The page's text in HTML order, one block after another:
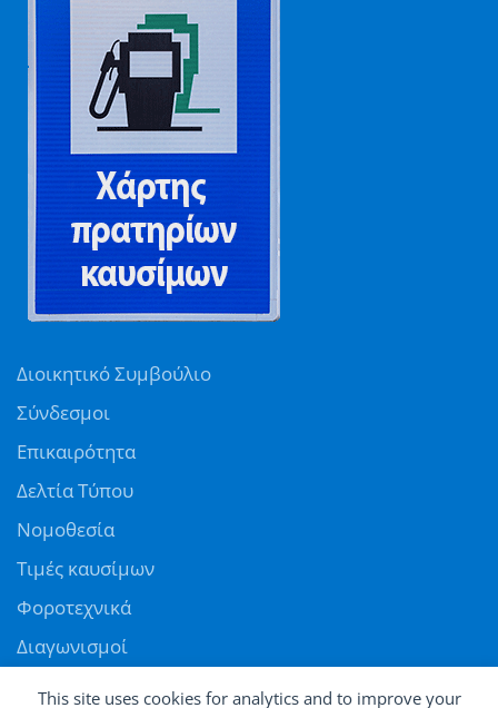
This site uses cookies for analytics and to improve your
Διοικητικό Συμβούλιο
Σύνδεσμοι
Επικαιρότητα
Δελτία Τύπου
Νομοθεσία
Τιμές καυσίμων
Φοροτεχνικά
Διαγωνισμοί
Αγγελίες